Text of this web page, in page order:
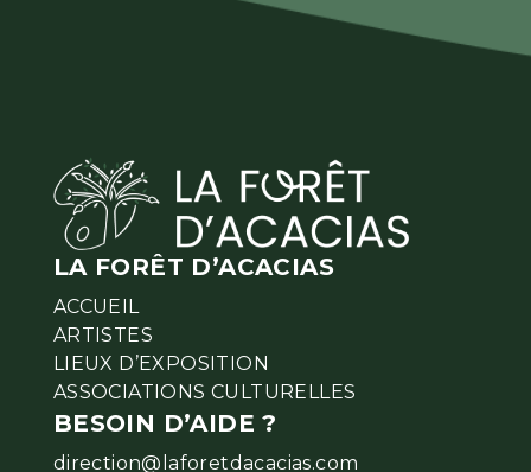
LA FORÊT D’ACACIAS
ACCUEIL
ARTISTES
LIEUX D’EXPOSITION
ASSOCIATIONS CULTURELLES
BESOIN D’AIDE ?
direction@laforetdacacias.com